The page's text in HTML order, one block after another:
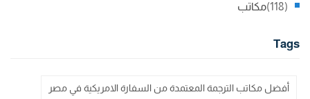
مكاتب (118)
Tags
أفضل مكاتب الترجمة المعتمدة من السفارة الامريكية في مصر